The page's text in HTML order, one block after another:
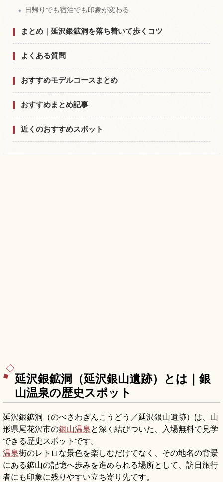
日帰りでも宿泊でも印象が変わる
まとめ｜延沢銀鉱洞を落ち着いて歩くコツ
よくある質問
おすすめモデルコースまとめ
おすすめまとめ記事
近くのおすすめスポット
延沢銀鉱洞（延沢銀山遺跡）とは｜銀
山温泉の歴史スポット
延沢銀鉱洞（のべさわぎんこうどう／延沢銀山遺跡）は、山
形県尾花沢市の銀山温泉 と深く結びついた、入場無料で見学
できる歴史スポットです。
温泉街のレトロな景色を楽しむだけでなく、その地名の背景
にある鉱山の記憶へ歩みを進められる場所として、訪日旅行
者にも印象に残りやすい立ち寄り先です。